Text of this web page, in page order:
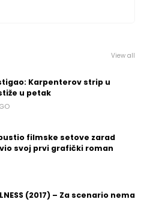
View all
Karpenterov strip u
u petak
filmske setove zarad
svoj prvi grafički roman
(2017) – Za scenario nema